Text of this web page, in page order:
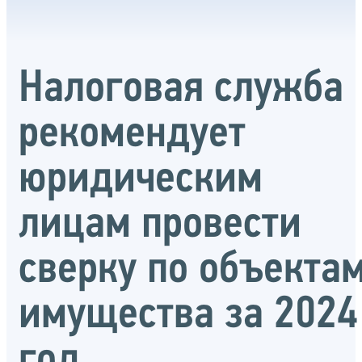
Налоговая служба
рекомендует
юридическим
лицам провести
сверку по
имущества за 2024